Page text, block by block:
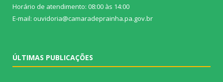
Horário de atendimento: 08:00 às 14:00
E-mail: ouvidoria@camaradeprainha.pa.gov.br
ÚLTIMAS PUBLICAÇÕES